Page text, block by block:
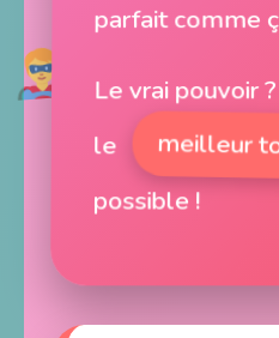
parfait comme
Le vrai pouvoir
le meilleur
possible !